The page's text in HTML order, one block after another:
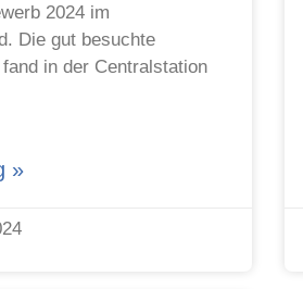
2024 im
Die gut besuchte
in der Centralstation
»